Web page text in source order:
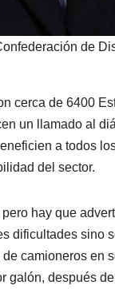
de
cerca de 6400
un llamado al
a todos
del sector.
hay que
dificultades sino
camioneros en
galón, después